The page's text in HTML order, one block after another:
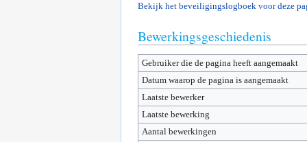
Bekijk het beveiligingslogboek voor deze
Bewerkingsgeschiedenis
Gebruiker die de pagina heeft aangemaakt
Datum waarop de pagina is aangemaakt
Laatste bewerker
Laatste bewerking
Aantal bewerkingen